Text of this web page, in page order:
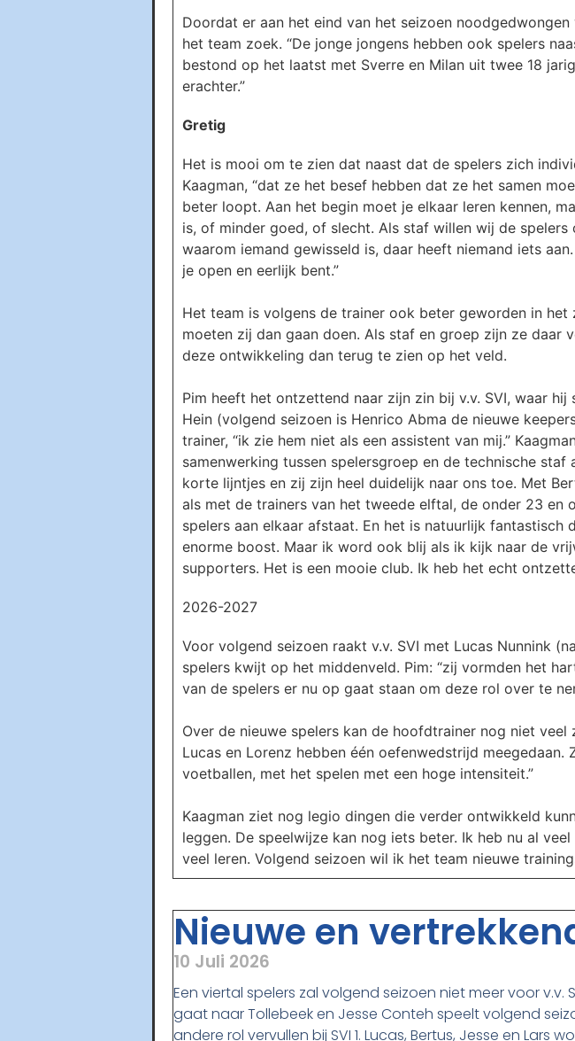
Doordat er aan het eind van het seizoen
het team zoek. “De jonge jongens hebben ook spelers
bestond op het laatst met Sverre en Milan uit twee 18
erachter.”
Gretig
Het is mooi om te zien dat naast dat de spelers zich
Kaagman, “dat ze het besef hebben dat ze het samen
beter loopt. Aan het begin moet je elkaar leren kennen,
is, of minder goed, of slecht. Als staf willen wij de
waarom iemand gewisseld is, daar heeft niemand iets
je open en eerlijk bent.”
Het team is volgens de trainer ook beter geworden in
moeten zij dan gaan doen. Als staf en groep zijn ze daar
deze ontwikkeling dan terug te zien op het veld.
Pim heeft het ontzettend naar zijn zin bij v.v. SVI, waar
Hein (volgend seizoen is Henrico Abma de nieuwe
trainer, “ik zie hem niet als een assistent van mij.”
samenwerking tussen spelersgroep en de technische
korte lijntjes en zij zijn heel duidelijk naar ons toe. Met
als met de trainers van het tweede elftal, de onder 23
spelers aan elkaar afstaat. En het is natuurlijk
enorme boost. Maar ik word ook blij als ik kijk naar de
supporters. Het is een mooie club. Ik heb het echt
2026-2027
Voor volgend seizoen raakt v.v. SVI met Lucas Nunnink
spelers kwijt op het middenveld. Pim: “zij vormden het
van de spelers er nu op gaat staan om deze rol over te
Over de nieuwe spelers kan de hoofdtrainer nog niet
Lucas en Lorenz hebben één oefenwedstrijd
voetballen, met het spelen met een hoge intensiteit.”
Kaagman ziet nog legio dingen die verder ontwikkeld
leggen. De speelwijze kan nog iets beter. Ik heb nu al
veel leren. Volgend seizoen wil ik het team nieuwe
Nieuwe en
10 Juli 2026
Een viertal spelers zal volgend seizoen niet meer voor v.v.
gaat naar Tollebeek en Jesse Conteh speelt volgend
andere rol vervullen bij SVI 1. Lucas, Bertus, Jesse en Lars